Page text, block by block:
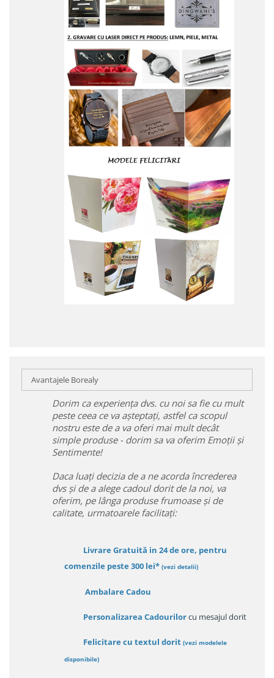
Avantajele Borealy
Dorim ca experiența dvs. cu noi sa fie cu mult
peste ceea ce va așteptați, astfel ca scopul
nostru este de a va oferi mai mult decât
simple produse - dorim sa va oferim Emoții și
Sentimente!
Daca luați decizia de a ne acorda încrederea
dvs și de a alege cadoul dorit de la noi, va
oferim, pe lânga produse frumoase și de
calitate, urmatoarele facilitați:
Livrare Gratuită in 24 de ore, pentru
comenzile peste 300 lei* (vezi detalii)
Ambalare Cadou
Personalizarea Cadourilorcu mesajul dorit
Felicitare cu textul dorit (vezi modelele
disponibile)